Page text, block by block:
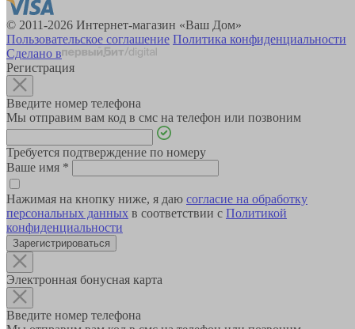
© 2011-2026 Интернет-магазин «Ваш Дом»
Пользовательское соглашение Политика конфиденциальности
Сделано в
Регистрация
Введите номер телефона
Мы отправим вам код в смс на телефон или позвоним
Требуется подтверждение по номеру
Ваше имя *
Нажимая на кнопку ниже, я даю согласие на обработку
персональных данных в соответствии с Политикой
конфиденциальности
Зарегистрироваться
Электронная бонусная карта
Введите номер телефона